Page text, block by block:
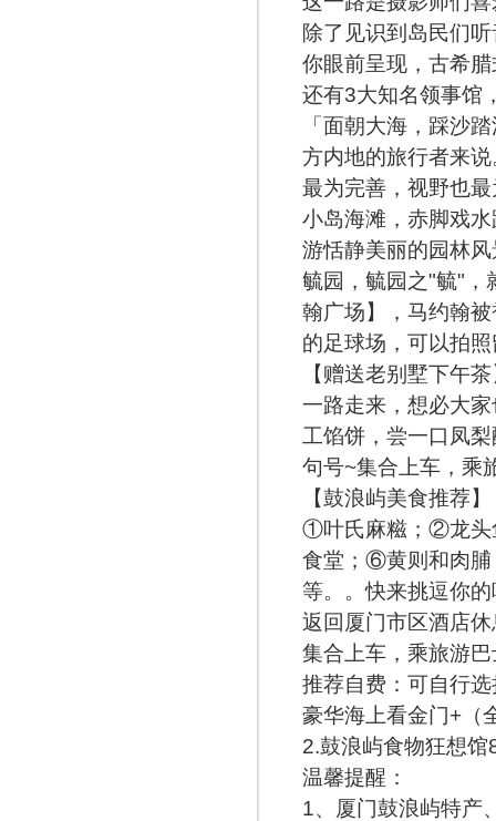
除了见识到岛民们
你眼前呈现，古希
还有3大知名领事馆
「面朝大海，踩沙
方内地的旅行者来
最为完善，视野也
小岛海滩，赤脚戏
游恬静美丽的园林
毓园，毓园之"毓"，
翰广场】，马约翰
的足球场，可以拍
【赠送老别墅下午
一路走来，想必大
工馅饼，尝一口凤
句号~集合上车，乘
【鼓浪屿美食推荐】
①叶氏麻糍；②龙头
食堂；⑥黄则和肉
等。。快来挑逗你
返回厦门市区酒店休
集合上车，乘旅游
推荐自费：可自行
豪华海上看金门+（
2.鼓浪屿食物狂想
温馨提醒：
1、厦门鼓浪屿特产